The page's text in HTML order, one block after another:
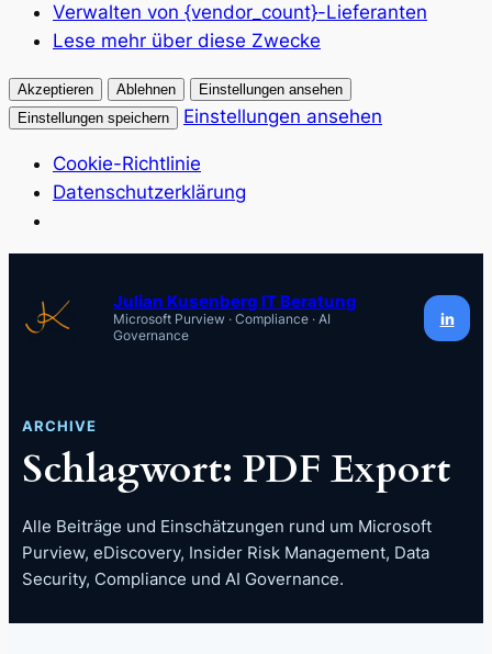
Verwalten von {vendor_count}-Lieferanten
Lese mehr über diese Zwecke
Akzeptieren Ablehnen
Einstellungen ansehen
Einstellungen speichern
Einstellungen ansehen
Cookie-Richtlinie
Datenschutzerklärung
springen
Julian Kusenberg IT Beratung
Microsoft Purview · Compliance · AI
Governance
in
ARCHIVE
Schlagwort: PDF Export
Alle Beiträge und Einschätzungen rund um Microsoft
Purview, eDiscovery, Insider Risk Management, Data
Security, Compliance und AI Governance.